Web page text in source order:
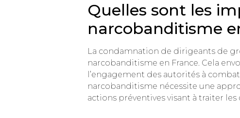
Quelles sont les
narcobanditisme
La condamnation de dirigeants de
narcobanditisme en France. Cela
l’engagement des autorités à
narcobanditisme nécessite une
actions préventives visant à traiter